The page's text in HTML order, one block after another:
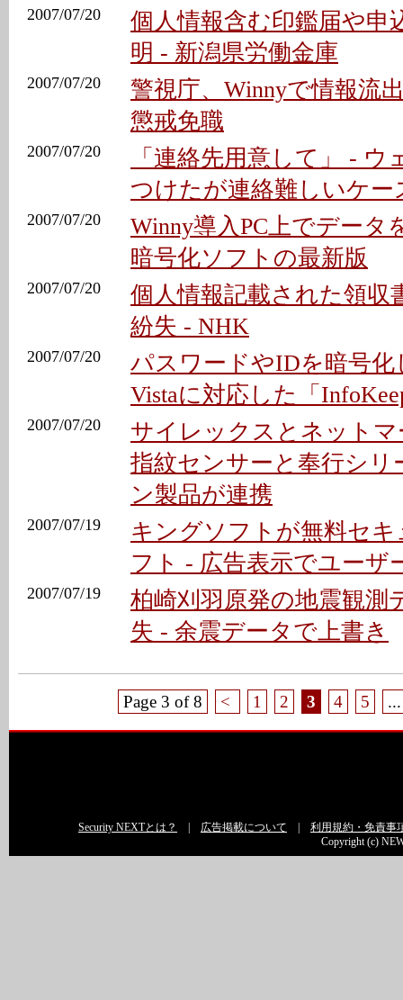
2007/07/20
個人情報含む印鑑届や申
明 - 新潟県労働金庫
2007/07/20
警視庁、Winnyで情報流
懲戒免職
2007/07/20
「連絡先用意して」 - ウ
つけたが連絡難しいケー
2007/07/20
Winny導入PC上でデータ
暗号化ソフトの最新版
2007/07/20
個人情報記載された領収
紛失 - NHK
2007/07/20
パスワードやIDを暗号化
Vistaに対応した「
2007/07/20
サイレックスとネット
指紋センサーと奉行シリ
ン製品が連携
2007/07/19
キングソフトが無料セ
フト - 広告表示でユーザ
2007/07/19
柏崎刈羽原発の地震観測
失 - 余震データで上書き
Page 3 of 8 < 1 2 3 4 5 ...
Security NEXTとは？ 広告掲載について
利用規約・免責事
Copyright (c)